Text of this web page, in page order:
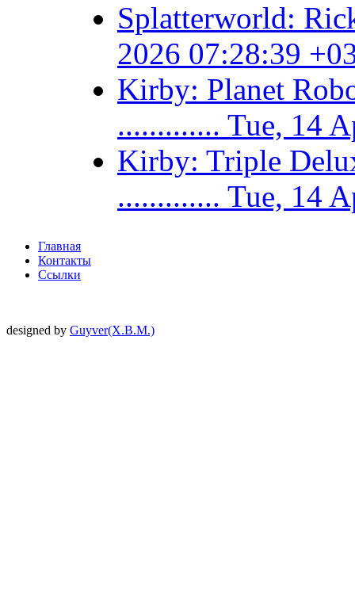
Splatterworld:
2026 07:28:39
Kirby: Planet
............. Tue, 14
Kirby: Triple
............. Tue, 14
Главная
Контакты
Ссылки
designed by Guyver(X.B.M.)